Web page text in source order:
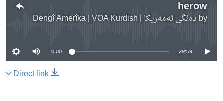
herow
by دەنگی ئەمەریکا | Dengî Amerîka | VOA Kurdish
No media source currently available
0:00 29:59
Direct link